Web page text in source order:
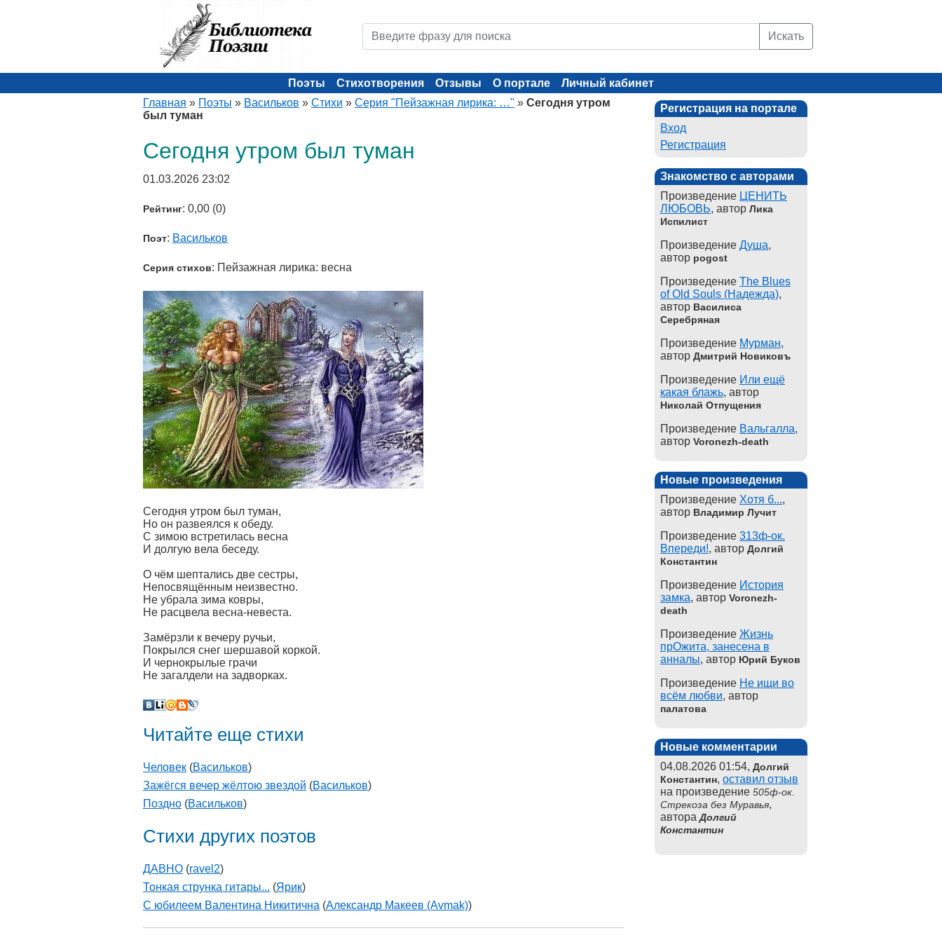
Искать
Поэты Стихотворения Отзывы О портале
Личный кабинет
Главная » Поэты » Васильков » Стихи » Серия "Пейзажная лирика: …" » Сегодня утром
был туман
Сегодня утром был туман
01.03.2026 23:02
Рейтинг: 0,00 (0)
Поэт: Васильков
Серия стихов: Пейзажная лирика: весна
Сегодня утром был туман,
Но он развеялся к обеду.
С зимою встретилась весна
И долгую вела беседу.
О чём шептались две сестры,
Непосвящённым неизвестно.
Не убрала зима ковры,
Не расцвела весна-невеста.
Замёрзли к вечеру ручьи,
Покрылся снег шершавой коркой.
И чернокрылые грачи
Не загалдели на задворках.
Читайте еще стихи
Человек (Васильков)
Зажёгся вечер жёлтою звездой (Васильков)
Поздно (Васильков)
Стихи других поэтов
ДАВНО (ravel2)
Тонкая струнка гитары... (Ярик)
С юбилеем Валентина Никитична (Александр Макеев (Avmak))
Регистрация на портале
Вход
Регистрация
Знакомство с авторами
Произведение ЦЕНИТЬ
ЛЮБОВЬ, автор Лика
Испилист
Произведение Душа,
автор pogost
Произведение The Blues
of Old Souls (Надежда),
автор Василиса
Серебряная
Произведение Мурман,
автор Дмитрий Новиковъ
Произведение Или ещё
какая блажь, автор
Николай Отпущения
Произведение Вальгалла,
автор Voronezh-death
Новые произведения
Произведение Хотя б...,
автор Владимир Лучит
Произведение 313ф-ок.
Впереди!, автор Долгий
Константин
Произведение История
замка, автор Voronezh-
death
Произведение Жизнь
прОжита, занесена в
анналы, автор Юрий Буков
Произведение Не ищи во
всём любви, автор
палатова
Новые комментарии
04.08.2026 01:54, Долгий
Константин, оставил отзыв
на произведение 505ф-ок.
Стрекоза без Муравья,
автораДолгий
Константин